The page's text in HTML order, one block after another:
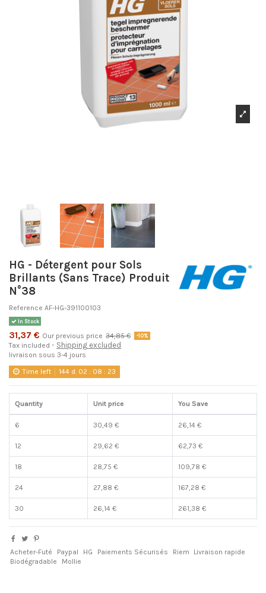
HG - Détergent pour Sols
Brillants (Sans Trace) Produit
N°38
Reference AF-HG-391100103
In Stock
31,37 € Our previous price 34,85 € -10%
Tax included Shipping excluded
livraison sous 3-4 jours
Time left
144 d. 02 : 08 : 22
Quantity Unit price You Save
6 30,49 € 26,14 €
12 29,62 € 62,73 €
18 28,75 € 109,78 €
24 27,88 € 167,28 €
30 26,14 € 261,38 €
Acheter-Futé Paypal HG Paiements Sécurisés Riem
Livraison rapide
Biodégradable
Mollie